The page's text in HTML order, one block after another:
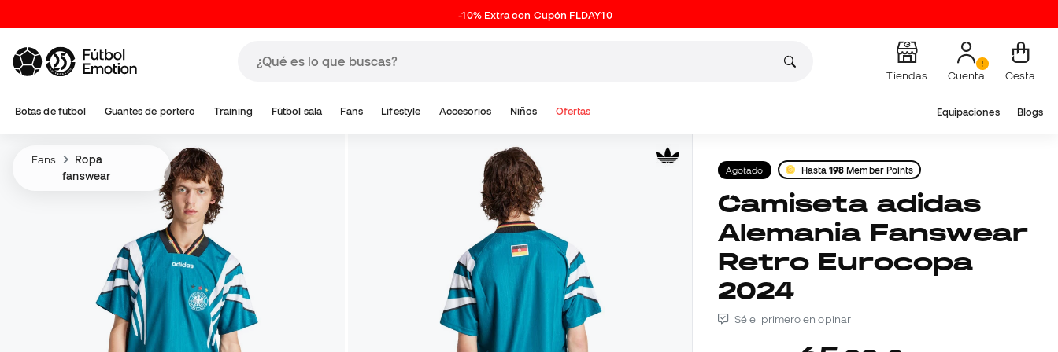
-10% Extra con Cupón FLDAY10
Tiendas Cuenta Cesta
Botas de fútbol Guantes de portero Training Fútbol sala Fans Lifestyle Accesorios Niños Ofertas Equipaciones Blogs
Fans
Ropa
fanswear
Agotado Hasta198 Member Points
Camiseta adidas
Alemania Fanswear
Retro Eurocopa
2024
Sé el primero en opinar